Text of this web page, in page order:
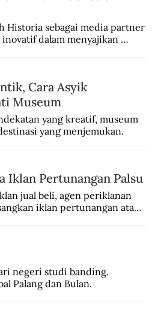
Historia sebagai media partner
dalam menyajikan
Cara Asyik
Museum
yang kreatif, museum
yang menjemukan.
Iklan Pertunangan Palsu
jual beli, agen periklanan
iklan pertunangan atau
pertunangan palsu.
negeri studi banding.
Palang dan Bulan.